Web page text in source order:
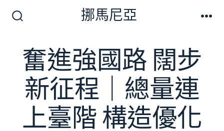
切
換
開
關
挪馬尼亞
奮進強國路 闊步
新征程｜總量連
上臺階 構造優化